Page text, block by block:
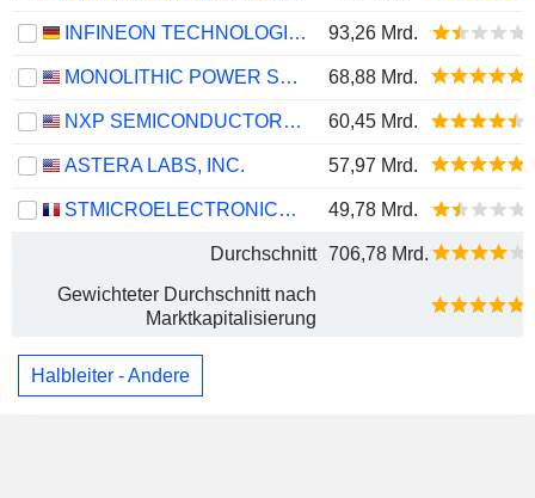
INFINEON TECHNOLOGIES AG 93,26 Mrd.
MONOLITHIC POWER SYSTEMS, INC. 68,88 Mrd.
NXP SEMICONDUCTORS N.V. 60,45 Mrd.
ASTERA LABS, INC. 57,97 Mrd.
STMICROELECTRONICS N.V. 49,78 Mrd.
Durchschnitt 706,78 Mrd.
Gewichteter Durchschnitt nach
Marktkapitalisierung
Halbleiter - Andere